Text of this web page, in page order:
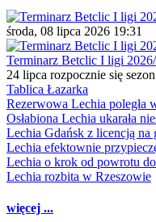
środa, 08 lipca 2026 19:31
Terminarz Betclic I ligi
24 lipca rozpocznie się
Tablica Łazarka
Rezerwowa Lechia poległa
Osłabiona Lechia ukarała
Lechia Gdańsk z licencją na
Lechia efektownie
Lechia o krok od powrotu
Lechia rozbita w Rzeszowie
więcej ...